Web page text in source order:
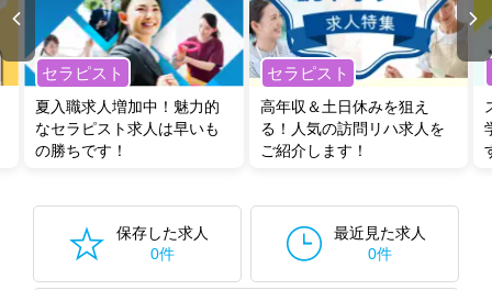
セラピスト
夏入職求人増加中！魅力的
なセラピスト求人は早いも
の勝ちです！
セラピスト
高年収＆土日休みを狙え
る！人気の訪問リハ求人を
ご紹介します！
保存した求人
0件
最近見た求人
0件